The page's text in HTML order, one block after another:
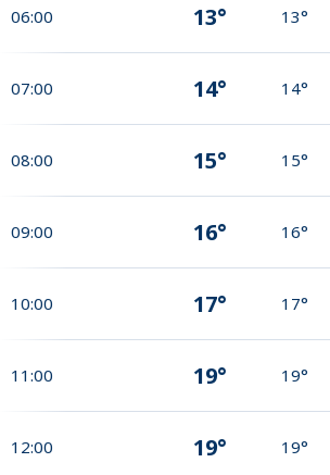
06:00 13° 13°
07:00 14° 14°
08:00 15° 15°
09:00 16° 16°
10:00 17° 17°
11:00 19° 19°
12:00 19° 19°